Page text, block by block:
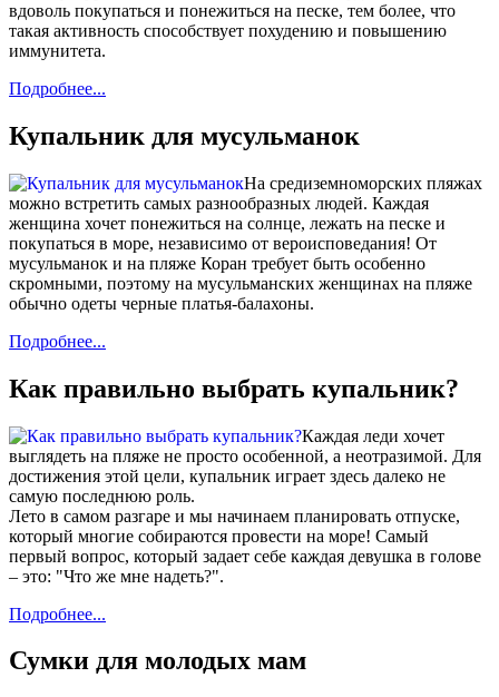
вдоволь покупаться и понежиться на песке, тем более, что
такая активность способствует похудению и повышению
иммунитета.
Подробнее...
Купальник для мусульманок
На средиземноморских пляжах
можно встретить самых разнообразных людей. Каждая
женщина хочет понежиться на солнце, лежать на песке и
покупаться в море, независимо от вероисповедания! От
мусульманок и на пляже Коран требует быть особенно
скромными, поэтому на мусульманских женщинах на пляже
обычно одеты черные платья-балахоны.
Подробнее...
Как правильно выбрать купальник?
Каждая леди хочет
выглядеть на пляже не просто особенной, а неотразимой. Для
достижения этой цели, купальник играет здесь далеко не
самую последнюю роль.
Лето в самом разгаре и мы начинаем планировать отпуске,
который многие собираются провести на море! Самый
первый вопрос, который задает себе каждая девушка в голове
– это: "Что же мне надеть?".
Подробнее...
Сумки для молодых мам